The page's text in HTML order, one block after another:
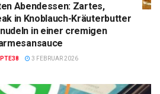
Abendessen: Zartes,
in Knoblauch-Kräuterbutter
in einer cremigen
3 FEBRUAR 2026